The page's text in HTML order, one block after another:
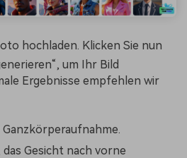
hochladen. Klicken Sie nun
um Ihr Bild
Ergebnisse empfehlen wir
Gesicht nach vorne